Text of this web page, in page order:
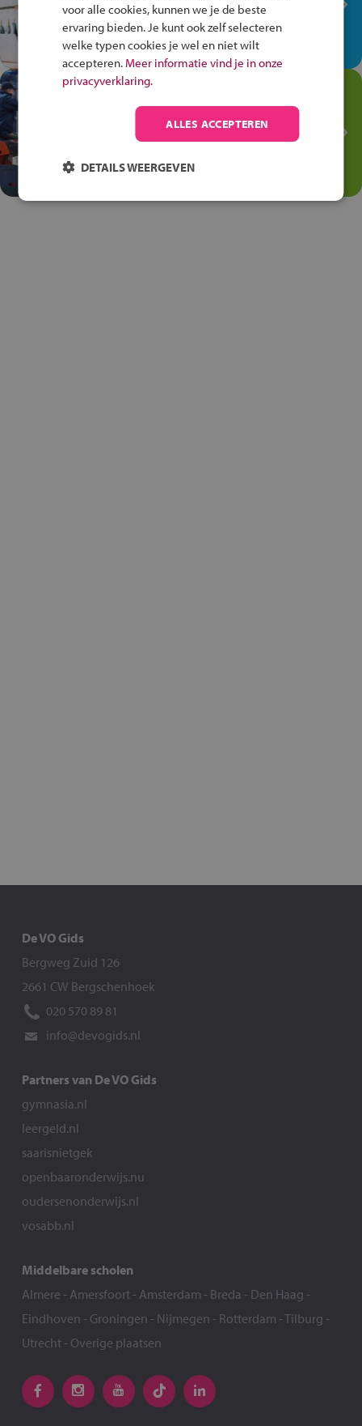
Ontdek via het vmbo jouw talent
op de winkelvloer, waar elke dag
anders is!
Jouw talent in de
Transport en Logistiek
Kies voor vmbo Transport en
thuiskomen!
De VO Gids
Bergweg Zuid 126
2661 CW Bergschenhoek
020 570 89 81
info@devogids.nl
Partners van De VO Gids
gymnasia.nl
leergeld.nl
saarisnietgek
openbaaronderwijs.nu
oudersenonderwijs.nl
vosabb.nl
Middelbare scholen
Almere - Amersfoort- Amsterdam - Breda - Den Haag -
Eindhoven - Groningen - Nijmegen - Rotterdam -Tilburg -
Utrecht- Overige plaatsen
voor alle cookies, kunnen we je de beste
ervaring bieden. Je kunt ook zelf selecteren
welke typen cookies je wel en niet wilt
accepteren. Meer informatie vind je in onze
privacyverklaring.
ALLES ACCEPTEREN
DETAILS WEERGEVEN